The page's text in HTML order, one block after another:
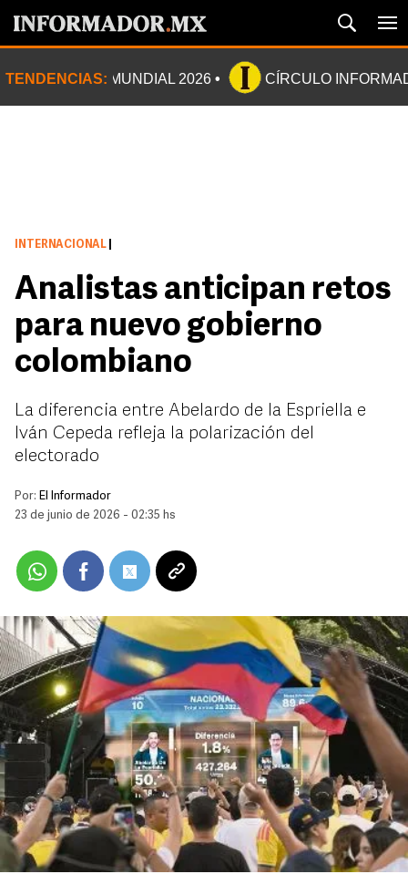
TENDENCIAS: MUNDIAL 2026 CÍRCULO
INTERNACIONAL
Analistas anticipan retos
para nuevo gobierno
colombiano
La diferencia entre Abelardo de la Espriella e
Iván Cepeda refleja la polarización del
electorado
Por: El Informador
23 de junio de 2026 - 02:35 hs